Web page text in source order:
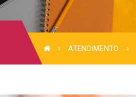
ATENDIMENTO